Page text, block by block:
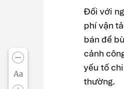
Aa
Đối với
phí vận
bán để
cảnh
yếu tố
thường.